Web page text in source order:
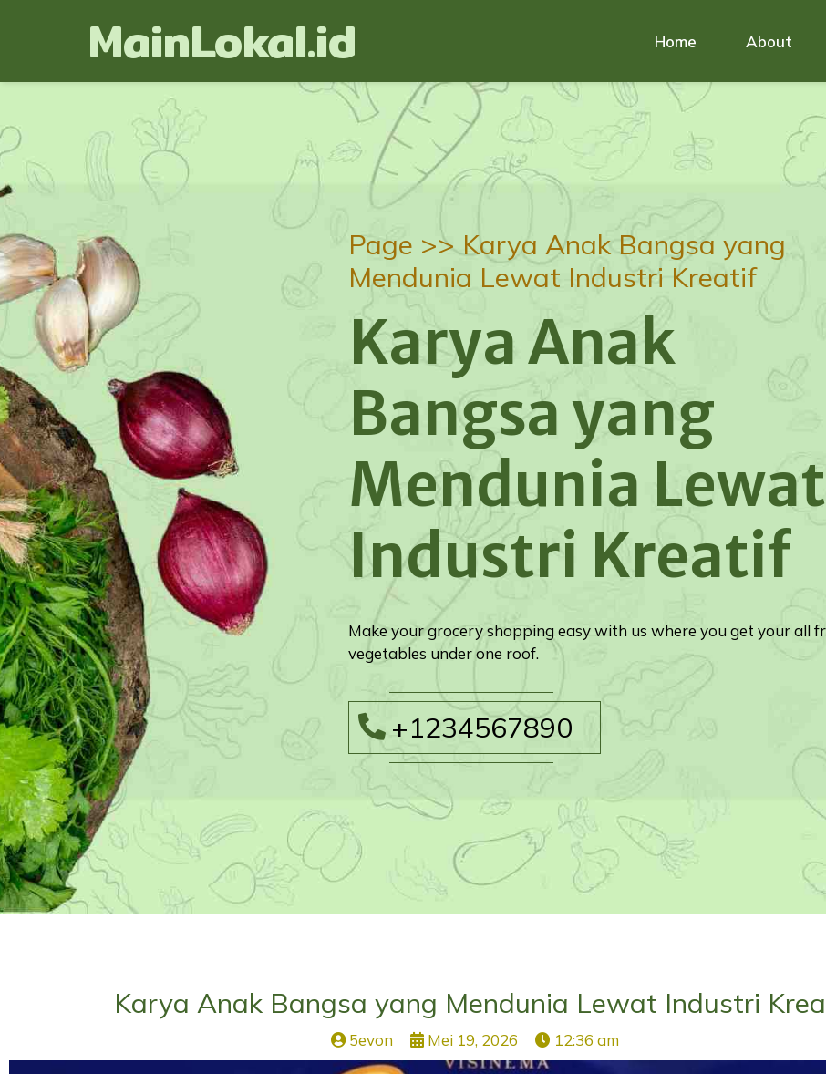
MainLokal.id Home About
Page >>Karya Anak Bangsa yang
Mendunia Lewat Industri Kreatif
Karya Anak
Bangsa yang
Mendunia Lewat
Industri Kreatif
Make your grocery shopping easy with us where you get your all
vegetables under one roof.
+1234567890
Karya Anak Bangsa yang Mendunia Lewat Industri
5evon Mei 19, 2026 12:36 am